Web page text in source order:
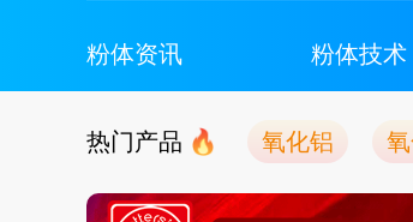
粉体资讯 粉体技术
热门产品 氧化铝